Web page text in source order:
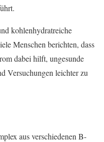
kohlenhydratreiche
Menschen berichten, dass
dabei hilft, ungesunde
Versuchungen leichter zu
aus verschiedenen B-